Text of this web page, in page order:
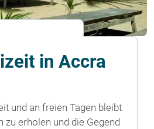
in Accra
und an freien Tagen bleibt
zu erholen und die Gegend